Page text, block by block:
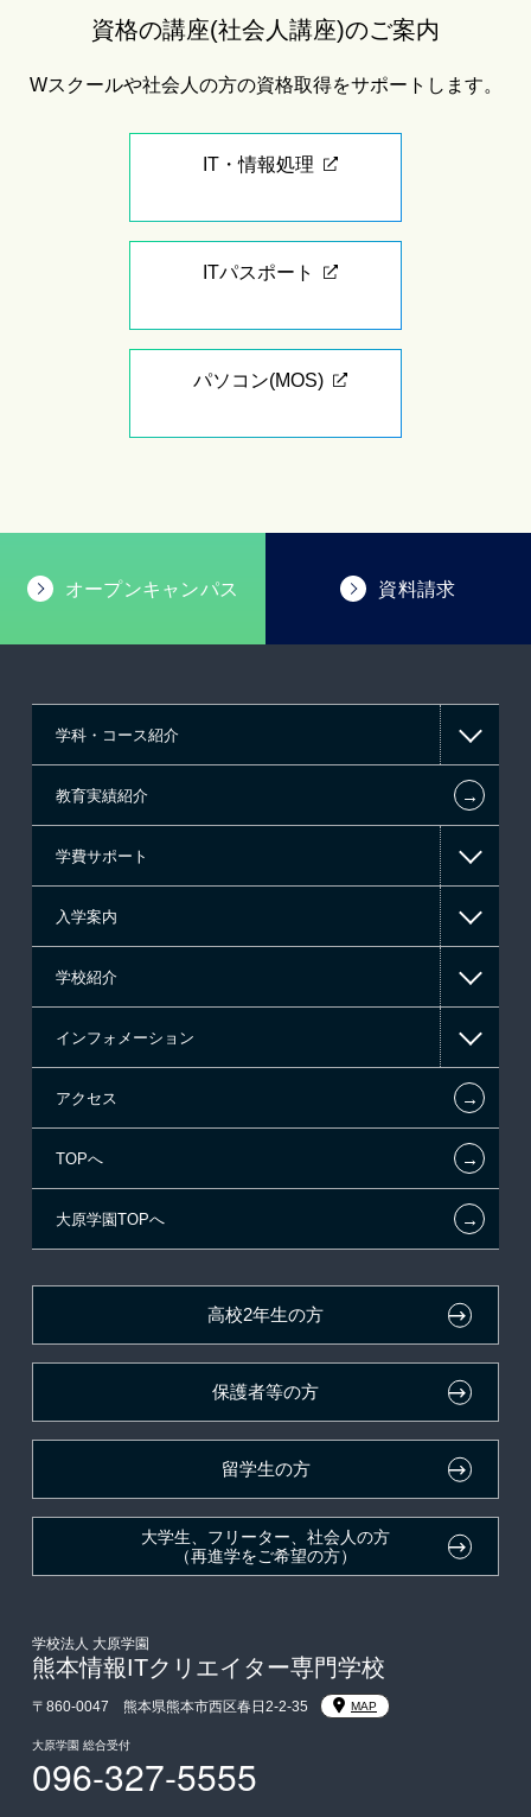
資格の講座(社会人講座)のご案内
Wスクールや社会人の方の資格取得をサポートします。
IT・情報処理
ITパスポート
パソコン(MOS)
オープンキャンパス 資料請求
学科・コース紹介
情報IT系
ゲーム系
東京経営大学 学士取得コース
教育実績紹介 ←
学費サポート
高等教育の修学支援新制度
日本学生支援機構の奨学金
国の教育ローン
提携教育ローン
試験による特待生制度
資格・クラブ活動による特待生制度
入学案内
一般入学
指定校推薦入学
特別推薦入学
推薦入学
ボランティア・クラブ・
生徒会活動推薦入学
在校生・卒業生紹介推薦入学
大学生・短期大学生特別入学
東京経営大学への3年次編入学
入学前Web通信講座
大学・短期大学・公務員併願制度
学校紹介
在校生からあなたへ
夢を叶えた先輩たち
施設・研修所
学生寮・マンションのご案内
大原学園グループ案内
インフォメーション
お知らせ・新着情報
在校生へのお知らせ
各種証明書の発行ご希望の方
採用ご担当の方
アクセス ←
TOPへ ←
大原学園TOPへ ←
高校2年生の方
保護者等の方
留学生の方
大学生、フリーター、社会人の方
（再進学をご希望の方）
学校法人 大原学園
熊本情報ITクリエイター専門学校
〒860-0047 熊本県熊本市西区春日2-2-35 MAP
大原学園 総合受付
096-327-5555